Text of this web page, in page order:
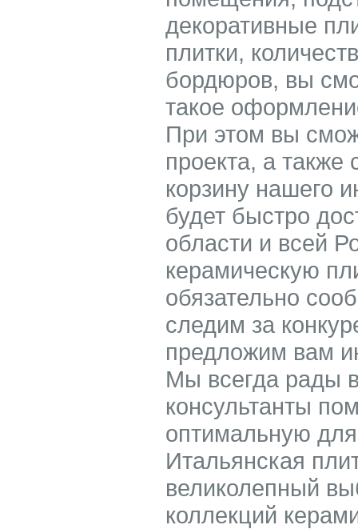
декоративные
плитки,
бордюров, вы
такое
При этом вы
проекта, а также
корзину нашего
будет быстро
области и всей
керамическую
обязательно
следим за
предложим вам
Мы всегда рады
консультанты
оптимальную
Итальянская
великолепный
коллекций